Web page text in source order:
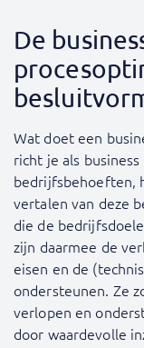
De
Wat doet een
richt je als
bedrijfsbehoeften,
vertalen van deze
die de
zijn daarmee de
eisen en de
ondersteunen. Ze
verlopen en
door waardevolle